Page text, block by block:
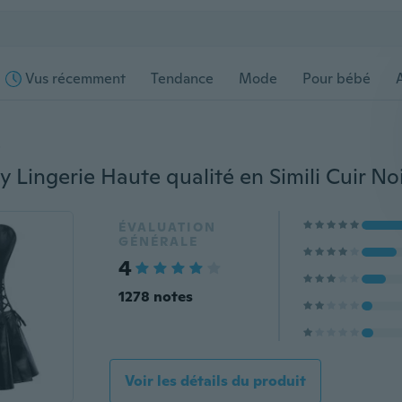
Vus récemment Tendance Mode Pour bébé
ÉVALUATION
GÉNÉRALE
4
1278 notes
Voir les détails du produit